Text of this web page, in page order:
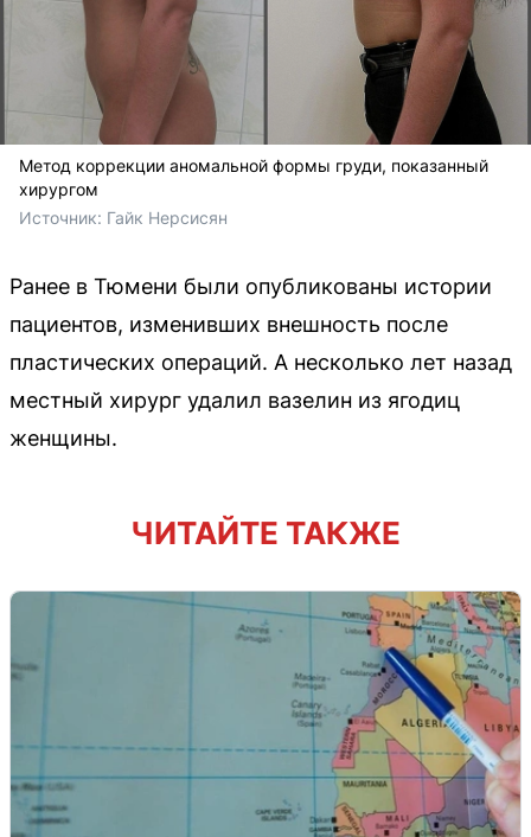
Метод коррекции аномальной формы груди, показанный
хирургом
Источник: Гайк Нерсисян
Ранее в Тюмени были опубликованы истории
пациентов, изменивших внешность после
пластических операций. А несколько лет назад
местный хирург удалил вазелин из ягодиц
женщины.
ЧИТАЙТЕ ТАКЖЕ